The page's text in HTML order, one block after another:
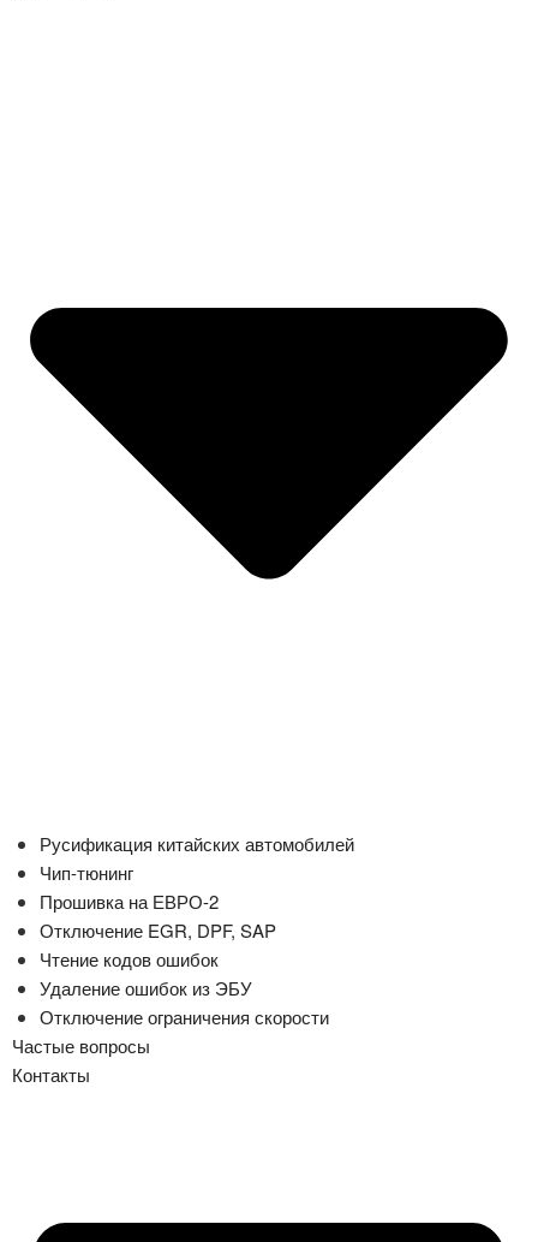
Русификация китайских автомобилей
Чип-тюнинг
Прошивка на ЕВРО-2
Отключение EGR, DPF, SAP
Чтение кодов ошибок
Удаление ошибок из ЭБУ
Отключение ограничения скорости
Частые вопросы
Контакты